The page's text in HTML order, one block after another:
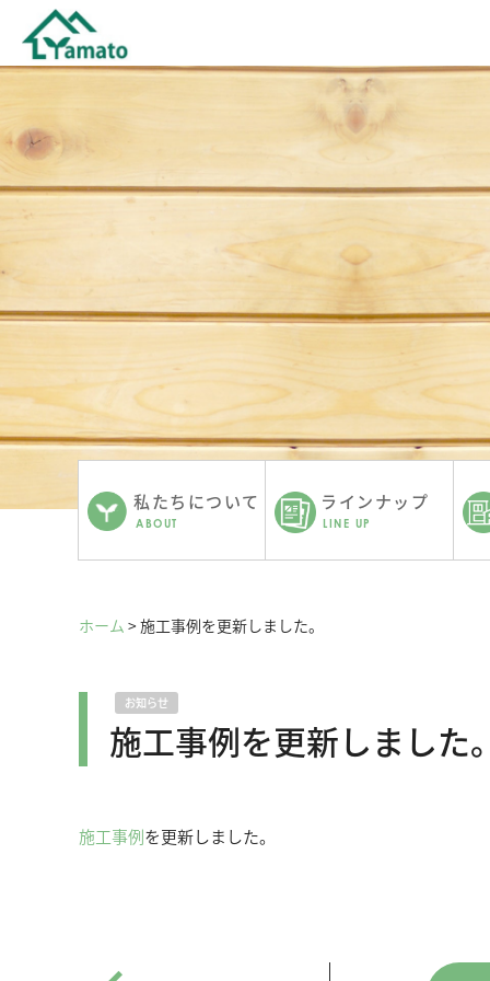
私たちについて
ABOUT
ラインナップ
LINE UP
ホーム > 施工事例を更新しました。
お知らせ
施工事例を更新しました。
施工事例を更新しました。